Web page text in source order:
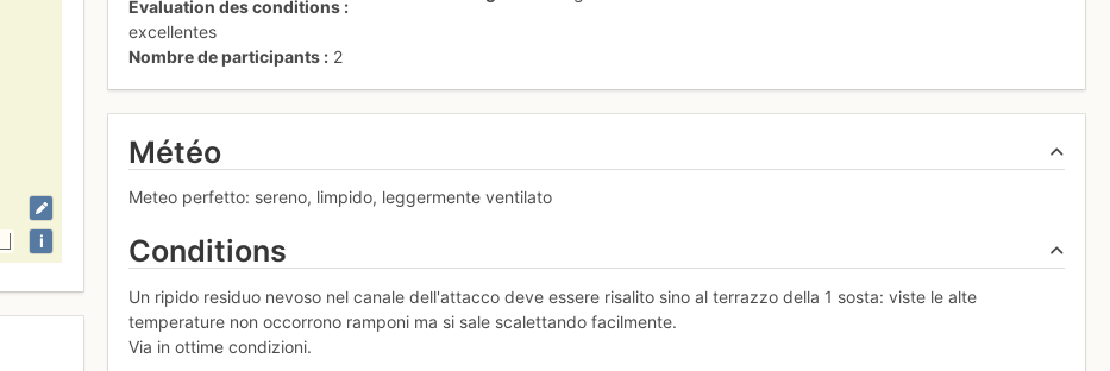
i
Évaluation des conditions
excellentes
Nombre de participants
2
Météo
Meteo perfetto: sereno, limpido, leggermente ventilato
Conditions
Un ripido residuo nevoso nel canale dell'attacco deve essere risalito sino al terrazzo della 1 sosta: viste le alte
temperature non occorrono ramponi ma si sale scalettando facilmente.
Via in ottime condizioni.